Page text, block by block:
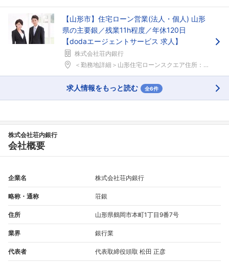
【山形市】住宅ローン営業(法人・個人) 山形
県の主要銀／残業11h程度／年休120日
【dodaエージェントサービス 求人】
株式会社荘内銀行
＜勤務地詳細＞山形住宅ローンスクエア住所：山形県山...
求人情報をもっと読む 全6件
株式会社荘内銀行
会社概要
企業名 株式会社荘内銀行
略称・通称 荘銀
住所 山形県鶴岡市本町1丁目9番7号
業界 銀行業
代表者 代表取締役頭取 松田 正彦